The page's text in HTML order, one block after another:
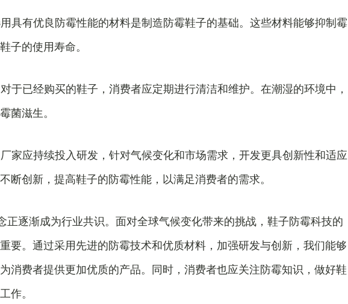
具有优良防霉性能的材料是制造防霉鞋子的基础。这些材料能够抑制霉
子的使用寿命。
于已经购买的鞋子，消费者应定期进行清洁和维护。在潮湿的环境中，
菌滋生。
家应持续投入研发，针对气候变化和市场需求，开发更具创新性和适应
断创新，提高鞋子的防霉性能，以满足消费者的需求。
正逐渐成为行业共识。面对全球气候变化带来的挑战，鞋子防霉科技的
要。通过采用先进的防霉技术和优质材料，加强研发与创新，我们能够
消费者提供更加优质的产品。同时，消费者也应关注防霉知识，做好鞋
作。